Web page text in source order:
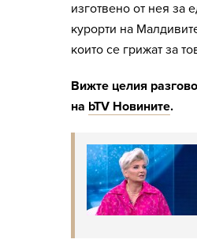
изготвено от нея за
курорти на
които се грижат за
Вижте целия
на bTV Новините.